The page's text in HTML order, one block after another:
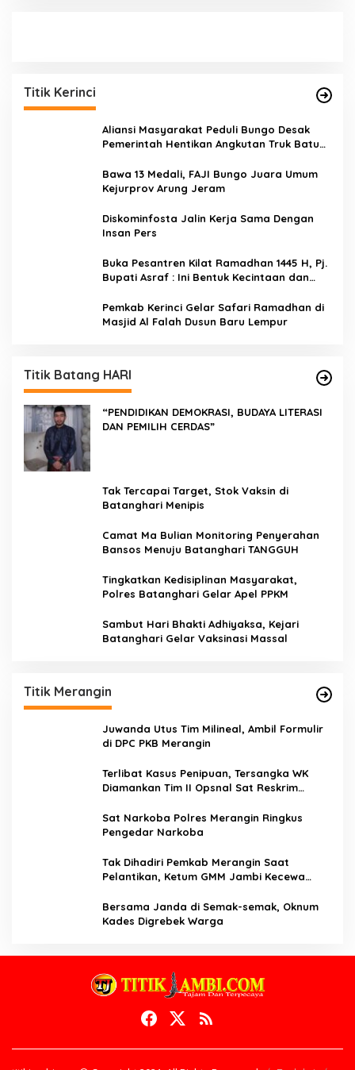
Titik Kerinci
Aliansi Masyarakat Peduli Bungo Desak
Pemerintah Hentikan Angkutan Truk Batu
Bawa 13 Medali, FAJI Bungo Juara Umum
Kejurprov Arung Jeram
Diskominfosta Jalin Kerja Sama Dengan
Insan Pers
Buka Pesantren Kilat Ramadhan 1445 H, Pj.
Bupati Asraf : Ini Bentuk Kecintaan dan
Kerinci
Pemkab Kerinci Gelar Safari Ramadhan di
Masjid Al Falah Dusun Baru Lempur
Titik Batang HARI
“PENDIDIKAN DEMOKRASI, BUDAYA LITERASI
DAN PEMILIH CERDAS”
Tak Tercapai Target, Stok Vaksin di
Batanghari Menipis
Camat Ma Bulian Monitoring Penyerahan
Bansos Menuju Batanghari TANGGUH
Tingkatkan Kedisiplinan Masyarakat,
Polres Batanghari Gelar Apel PPKM
Sambut Hari Bhakti Adhiyaksa, Kejari
Batanghari Gelar Vaksinasi Massal
Titik Merangin
Juwanda Utus Tim Milineal, Ambil Formulir
di DPC PKB Merangin
Terlibat Kasus Penipuan, Tersangka WK
Diamankan Tim II Opsnal Sat Reskrim
Sat Narkoba Polres Merangin Ringkus
Pengedar Narkoba
Tak Dihadiri Pemkab Merangin Saat
Pelantikan, Ketum GMM Jambi Kecewa
Bersama Janda di Semak-semak, Oknum
Kades Digrebek Warga